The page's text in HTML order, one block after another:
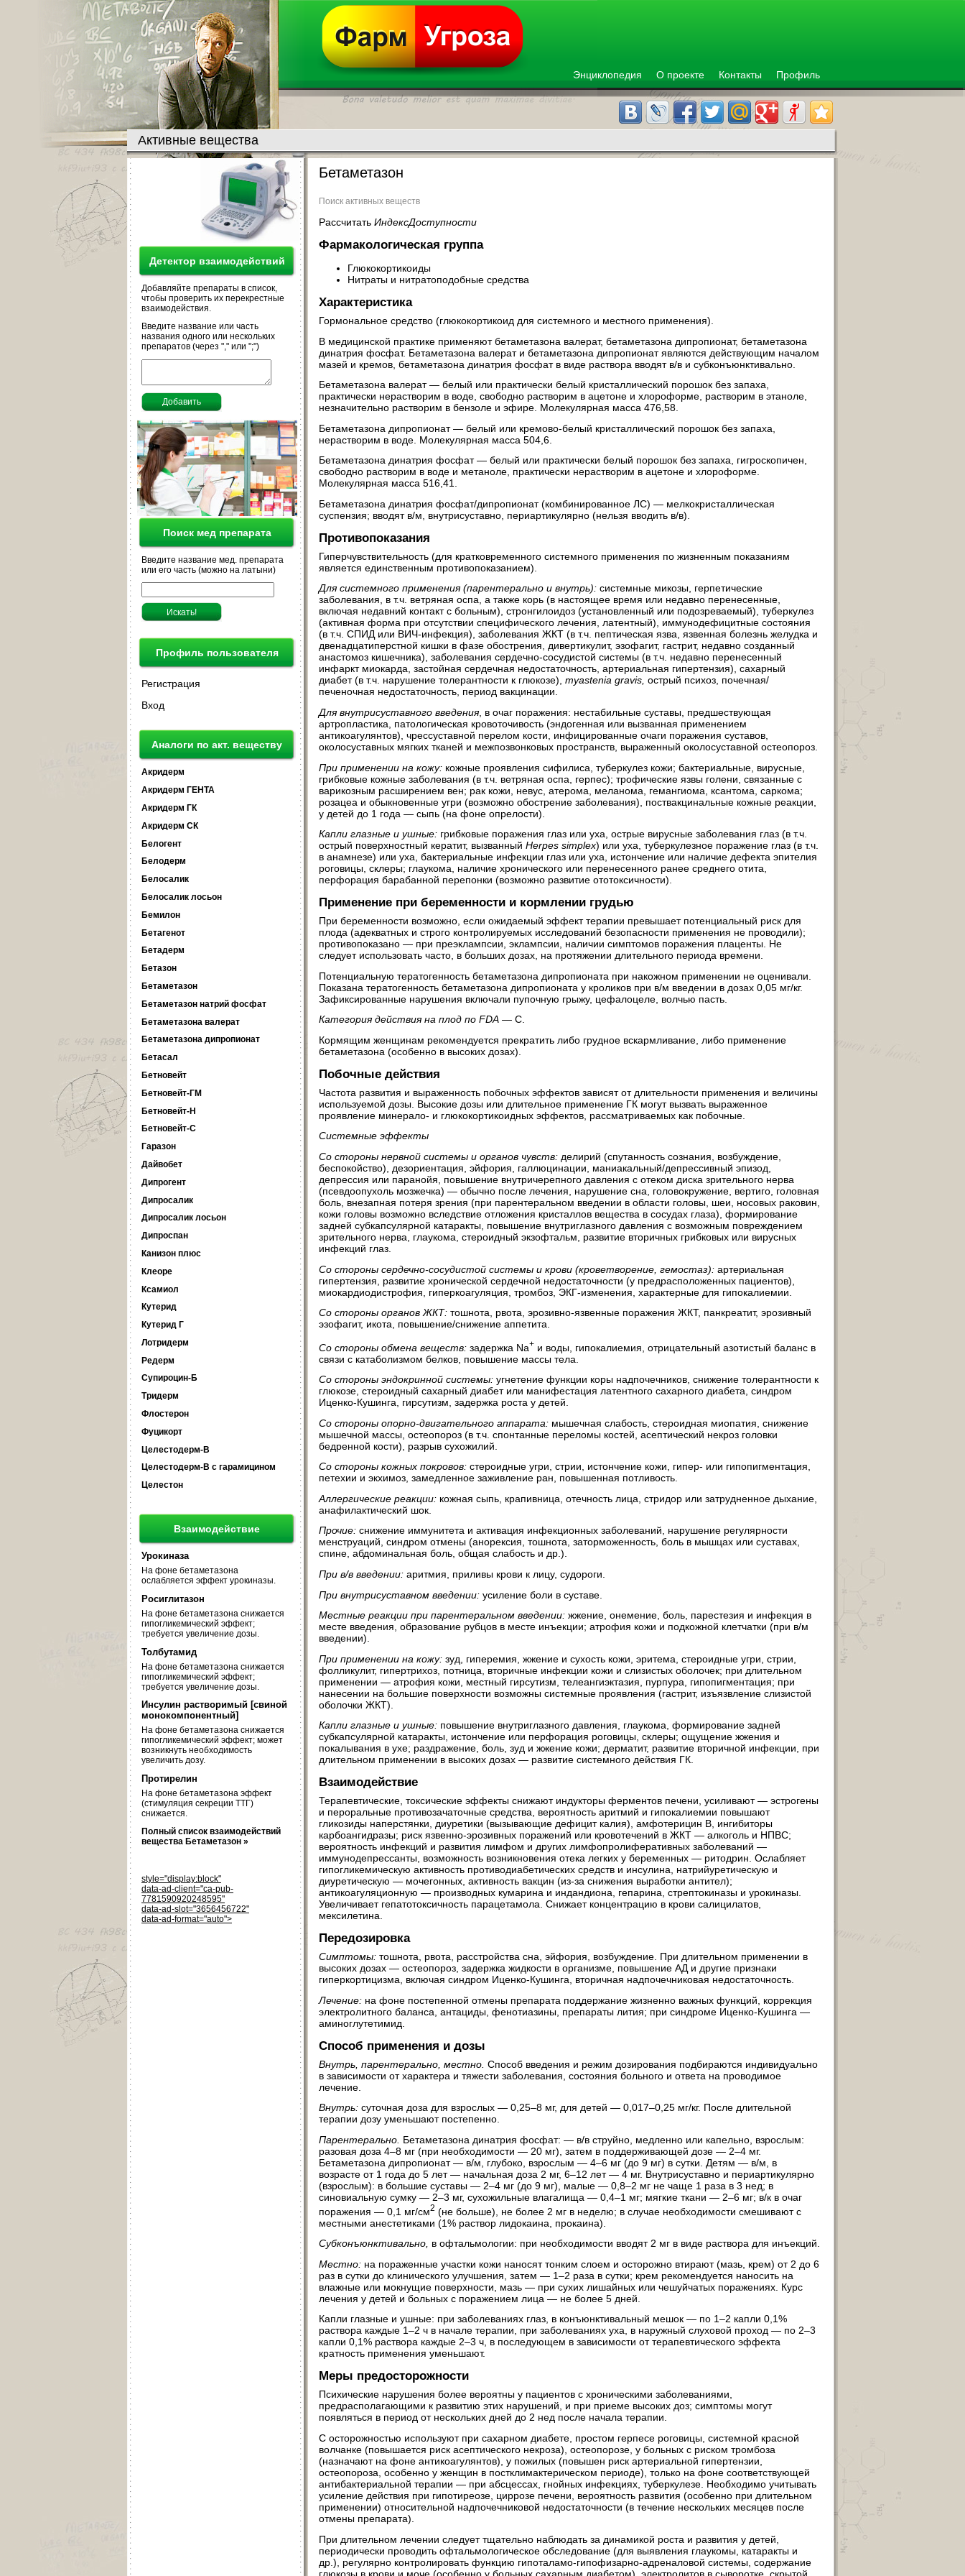
Энциклопедия О проекте Контакты Профиль
Активные вещества
Детектор взаимодействий
Добавляйте препараты в список,
чтобы проверить их перекрестные
взаимодействия.
Введите название или часть
названия одного или нескольких
препаратов (через "," или ";")
Поиск мед препарата
Введите название мед. препарата
или его часть (можно на латыни)
Профиль пользователя
Регистрация
Вход
Аналоги по акт. веществу
Акридерм
Акридерм ГЕНТА
Акридерм ГК
Акридерм СК
Белогент
Белодерм
Белосалик
Белосалик лосьон
Бемилон
Бетагенот
Бетадерм
Бетазон
Бетаметазон
Бетаметазон натрий фосфат
Бетаметазона валерат
Бетаметазона дипропионат
Бетасал
Бетновейт
Бетновейт-ГМ
Бетновейт-Н
Бетновейт-С
Гаразон
Дайвобет
Дипрогент
Дипросалик
Дипросалик лосьон
Дипроспан
Канизон плюс
Клеоре
Ксамиол
Кутерид
Кутерид Г
Лотридерм
Редерм
Супироцин-Б
Тридерм
Флостерон
Фуцикорт
Целестодерм-В
Целестодерм-В с гарамицином
Целестон
Взаимодействие
Урокиназа
На фоне бетаметазона
ослабляется эффект урокиназы.
Росиглитазон
На фоне бетаметазона снижается
гипогликемический эффект;
требуется увеличение дозы.
Толбутамид
На фоне бетаметазона снижается
гипогликемический эффект;
требуется увеличение дозы.
Инсулин растворимый [свиной
монокомпонентный]
На фоне бетаметазона снижается
гипогликемический эффект; может
возникнуть необходимость
увеличить дозу.
Протирелин
На фоне бетаметазона эффект
(стимуляция секреции ТТГ)
снижается.
Полный список взаимодействий
вещества Бетаметазон »
style="display:block"
data-ad-client="ca-pub-
7781590920248595"
data-ad-slot="3656456722"
data-ad-format="auto">
Бетаметазон
Поиск активных веществ
Рассчитать ИндексДоступности
Фармакологическая группа
Глюкокортикоиды
Нитраты и нитратоподобные средства
Характеристика
Гормональное средство (глюкокортикоид для системного и местного применения).
В медицинской практике применяют бетаметазона валерат, бетаметазона дипропионат, бетаметазона
динатрия фосфат. Бетаметазона валерат и бетаметазона дипропионат являются действующим началом
мазей и кремов, бетаметазона динатрия фосфат в виде раствора вводят в/в и субконъюнктивально.
Бетаметазона валерат — белый или практически белый кристаллический порошок без запаха,
практически нерастворим в воде, свободно растворим в ацетоне и хлороформе, растворим в этаноле,
незначительно растворим в бензоле и эфире. Молекулярная масса 476,58.
Бетаметазона дипропионат — белый или кремово-белый кристаллический порошок без запаха,
нерастворим в воде. Молекулярная масса 504,6.
Бетаметазона динатрия фосфат — белый или практически белый порошок без запаха, гигроскопичен,
свободно растворим в воде и метаноле, практически нерастворим в ацетоне и хлороформе.
Молекулярная масса 516,41.
Бетаметазона динатрия фосфат/дипропионат (комбинированное ЛС) — мелкокристаллическая
суспензия; вводят в/м, внутрисуставно, периартикулярно (нельзя вводить в/в).
Противопоказания
Гиперчувствительность (для кратковременного системного применения по жизненным показаниям
является единственным противопоказанием).
Для системного применения (парентерально и внутрь): системные микозы, герпетические
заболевания, в т.ч. ветряная оспа, а также корь (в настоящее время или недавно перенесенные,
включая недавний контакт с больным), стронгилоидоз (установленный или подозреваемый), туберкулез
(активная форма при отсутствии специфического лечения, латентный), иммунодефицитные состояния
(в т.ч. СПИД или ВИЧ-инфекция), заболевания ЖКТ (в т.ч. пептическая язва, язвенная болезнь желудка и
двенадцатиперстной кишки в фазе обострения, дивертикулит, эзофагит, гастрит, недавно созданный
анастомоз кишечника), заболевания сердечно-сосудистой системы (в т.ч. недавно перенесенный
инфаркт миокарда, застойная сердечная недостаточность, артериальная гипертензия), сахарный
диабет (в т.ч. нарушение толерантности к глюкозе), myastenia gravis, острый психоз, почечная/
печеночная недостаточность, период вакцинации.
Для внутрисуставного введения, в очаг поражения: нестабильные суставы, предшествующая
артропластика, патологическая кровоточивость (эндогенная или вызванная применением
антикоагулянтов), чрессуставной перелом кости, инфицированные очаги поражения суставов,
околосуставных мягких тканей и межпозвонковых пространств, выраженный околосуставной остеопороз.
При применении на кожу: кожные проявления сифилиса, туберкулез кожи; бактериальные, вирусные,
грибковые кожные заболевания (в т.ч. ветряная оспа, герпес); трофические язвы голени, связанные с
варикозным расширением вен; рак кожи, невус, атерома, меланома, гемангиома, ксантома, саркома;
розацеа и обыкновенные угри (возможно обострение заболевания), поствакцинальные кожные реакции,
у детей до 1 года — сыпь (на фоне опрелости).
Капли глазные и ушные: грибковые поражения глаз или уха, острые вирусные заболевания глаз (в т.ч.
острый поверхностный кератит, вызванный Herpes simplex) или уха, туберкулезное поражение глаз (в т.ч.
в анамнезе) или уха, бактериальные инфекции глаз или уха, истончение или наличие дефекта эпителия
роговицы, склеры; глаукома, наличие хронического или перенесенного ранее среднего отита,
перфорация барабанной перепонки (возможно развитие ототоксичности).
Применение при беременности и кормлении грудью
При беременности возможно, если ожидаемый эффект терапии превышает потенциальный риск для
плода (адекватных и строго контролируемых исследований безопасности применения не проводили);
противопоказано — при преэклампсии, эклампсии, наличии симптомов поражения плаценты. Не
следует использовать часто, в больших дозах, на протяжении длительного периода времени.
Потенциальную тератогенность бетаметазона дипропионата при накожном применении не оценивали.
Показана тератогенность бетаметазона дипропионата у кроликов при в/м введении в дозах 0,05 мг/кг.
Зафиксированные нарушения включали пупочную грыжу, цефалоцеле, волчью пасть.
Категория действия на плод по FDA — C.
Кормящим женщинам рекомендуется прекратить либо грудное вскармливание, либо применение
бетаметазона (особенно в высоких дозах).
Побочные действия
Частота развития и выраженность побочных эффектов зависят от длительности применения и величины
используемой дозы. Высокие дозы или длительное применение ГК могут вызвать выраженное
проявление минерало- и глюкокортикоидных эффектов, рассматриваемых как побочные.
Системные эффекты
Со стороны нервной системы и органов чувств: делирий (спутанность сознания, возбуждение,
беспокойство), дезориентация, эйфория, галлюцинации, маниакальный/депрессивный эпизод,
депрессия или паранойя, повышение внутричерепного давления с отеком диска зрительного нерва
(псевдоопухоль мозжечка) — обычно после лечения, нарушение сна, головокружение, вертиго, головная
боль, внезапная потеря зрения (при парентеральном введении в области головы, шеи, носовых раковин,
кожи головы возможно вследствие отложения кристаллов вещества в сосудах глаза), формирование
задней субкапсулярной катаракты, повышение внутриглазного давления с возможным повреждением
зрительного нерва, глаукома, стероидный экзофтальм, развитие вторичных грибковых или вирусных
инфекций глаз.
Со стороны сердечно-сосудистой системы и крови (кроветворение, гемостаз): артериальная
гипертензия, развитие хронической сердечной недостаточности (у предрасположенных пациентов),
миокардиодистрофия, гиперкоагуляция, тромбоз, ЭКГ-изменения, характерные для гипокалиемии.
Со стороны органов ЖКТ: тошнота, рвота, эрозивно-язвенные поражения ЖКТ, панкреатит, эрозивный
эзофагит, икота, повышение/снижение аппетита.
Со стороны обмена веществ: задержка Na+ и воды, гипокалиемия, отрицательный азотистый баланс в
связи с катаболизмом белков, повышение массы тела.
Со стороны эндокринной системы: угнетение функции коры надпочечников, снижение толерантности к
глюкозе, стероидный сахарный диабет или манифестация латентного сахарного диабета, синдром
Иценко-Кушинга, гирсутизм, задержка роста у детей.
Со стороны опорно-двигательного аппарата: мышечная слабость, стероидная миопатия, снижение
мышечной массы, остеопороз (в т.ч. спонтанные переломы костей, асептический некроз головки
бедренной кости), разрыв сухожилий.
Со стороны кожных покровов: стероидные угри, стрии, истончение кожи, гипер- или гипопигментация,
петехии и экхимоз, замедленное заживление ран, повышенная потливость.
Аллергические реакции: кожная сыпь, крапивница, отечность лица, стридор или затрудненное дыхание,
анафилактический шок.
Прочие: снижение иммунитета и активация инфекционных заболеваний, нарушение регулярности
менструаций, синдром отмены (анорексия, тошнота, заторможенность, боль в мышцах или суставах,
спине, абдоминальная боль, общая слабость и др.).
При в/в введении: аритмия, приливы крови к лицу, судороги.
При внутрисуставном введении: усиление боли в суставе.
Местные реакции при парентеральном введении: жжение, онемение, боль, парестезия и инфекция в
месте введения, образование рубцов в месте инъекции; атрофия кожи и подкожной клетчатки (при в/м
введении).
При применении на кожу: зуд, гиперемия, жжение и сухость кожи, эритема, стероидные угри, стрии,
фолликулит, гипертрихоз, потница, вторичные инфекции кожи и слизистых оболочек; при длительном
применении — атрофия кожи, местный гирсутизм, телеангиэктазия, пурпура, гипопигментация; при
нанесении на большие поверхности возможны системные проявления (гастрит, изъязвление слизистой
оболочки ЖКТ).
Капли глазные и ушные: повышение внутриглазного давления, глаукома, формирование задней
субкапсулярной катаракты, истончение или перфорация роговицы, склеры; ощущение жжения и
покалывания в ухе; раздражение, боль, зуд и жжение кожи; дерматит, развитие вторичной инфекции, при
длительном применении в высоких дозах — развитие системного действия ГК.
Взаимодействие
Терапевтические, токсические эффекты снижают индукторы ферментов печени, усиливают — эстрогены
и пероральные противозачаточные средства, вероятность аритмий и гипокалиемии повышают
гликозиды наперстянки, диуретики (вызывающие дефицит калия), амфотерицин B, ингибиторы
карбоангидразы; риск язвенно-эрозивных поражений или кровотечений в ЖКТ — алкоголь и НПВС;
вероятность инфекций и развития лимфом и других лимфопролиферативных заболеваний —
иммунодепрессанты, возможность возникновения отека легких у беременных — ритодрин. Ослабляет
гипогликемическую активность противодиабетических средств и инсулина, натрийуретическую и
диуретическую — мочегонных, активность вакцин (из-за снижения выработки антител);
антикоагуляционную — производных кумарина и индандиона, гепарина, стрептокиназы и урокиназы.
Увеличивает гепатотоксичность парацетамола. Снижает концентрацию в крови салицилатов,
мексилетина.
Передозировка
Симптомы: тошнота, рвота, расстройства сна, эйфория, возбуждение. При длительном применении в
высоких дозах — остеопороз, задержка жидкости в организме, повышение АД и другие признаки
гиперкортицизма, включая синдром Иценко-Кушинга, вторичная надпочечниковая недостаточность.
Лечение: на фоне постепенной отмены препарата поддержание жизненно важных функций, коррекция
электролитного баланса, антациды, фенотиазины, препараты лития; при синдроме Иценко-Кушинга —
аминоглутетимид.
Способ применения и дозы
Внутрь, парентерально, местно. Способ введения и режим дозирования подбираются индивидуально
в зависимости от характера и тяжести заболевания, состояния больного и ответа на проводимое
лечение.
Внутрь: суточная доза для взрослых — 0,25–8 мг, для детей — 0,017–0,25 мг/кг. После длительной
терапии дозу уменьшают постепенно.
Парентерально. Бетаметазона динатрия фосфат: — в/в струйно, медленно или капельно, взрослым:
разовая доза 4–8 мг (при необходимости — 20 мг), затем в поддерживающей дозе — 2–4 мг.
Бетаметазона дипропионат — в/м, глубоко, взрослым — 4–6 мг (до 9 мг) в сутки. Детям — в/м, в
возрасте от 1 года до 5 лет — начальная доза 2 мг, 6–12 лет — 4 мг. Внутрисуставно и периартикулярно
(взрослым): в большие суставы — 2–4 мг (до 9 мг), малые — 0,8–2 мг не чаще 1 раза в 3 нед; в
синовиальную сумку — 2–3 мг, сухожильные влагалища — 0,4–1 мг; мягкие ткани — 2–6 мг; в/к в очаг
поражения — 0,1 мг/см2 (не больше), не более 2 мг в неделю; в случае необходимости смешивают с
местными анестетиками (1% раствор лидокаина, прокаина).
Субконъюнктивально, в офтальмологии: при необходимости вводят 2 мг в виде раствора для инъекций.
Местно: на пораженные участки кожи наносят тонким слоем и осторожно втирают (мазь, крем) от 2 до 6
раз в сутки до клинического улучшения, затем — 1–2 раза в сутки; крем рекомендуется наносить на
влажные или мокнущие поверхности, мазь — при сухих лишайных или чешуйчатых поражениях. Курс
лечения у детей и больных с поражением лица — не более 5 дней.
Капли глазные и ушные: при заболеваниях глаз, в конъюнктивальный мешок — по 1–2 капли 0,1%
раствора каждые 1–2 ч в начале терапии, при заболеваниях уха, в наружный слуховой проход — по 2–3
капли 0,1% раствора каждые 2–3 ч, в последующем в зависимости от терапевтического эффекта
кратность применения уменьшают.
Меры предосторожности
Психические нарушения более вероятны у пациентов с хроническими заболеваниями,
предрасполагающими к развитию этих нарушений, и при приеме высоких доз; симптомы могут
появляться в период от нескольких дней до 2 нед после начала терапии.
С осторожностью используют при сахарном диабете, простом герпесе роговицы, системной красной
волчанке (повышается риск асептического некроза), остеопорозе, у больных с риском тромбоза
(назначают на фоне антикоагулянтов), у пожилых (повышен риск артериальной гипертензии,
остеопороза, особенно у женщин в постклимактерическом периоде), только на фоне соответствующей
антибактериальной терапии — при абсцессах, гнойных инфекциях, туберкулезе. Необходимо учитывать
усиление действия при гипотиреозе, циррозе печени, вероятность развития (особенно при длительном
применении) относительной надпочечниковой недостаточности (в течение нескольких месяцев после
отмены препарата).
При длительном лечении следует тщательно наблюдать за динамикой роста и развития у детей,
периодически проводить офтальмологическое обследование (для выявления глаукомы, катаракты и
др.), регулярно контролировать функцию гипоталамо-гипофизарно-адреналовой системы, содержание
глюкозы в крови и моче (особенно у больных сахарным диабетом), электролитов в сыворотке, скрытой